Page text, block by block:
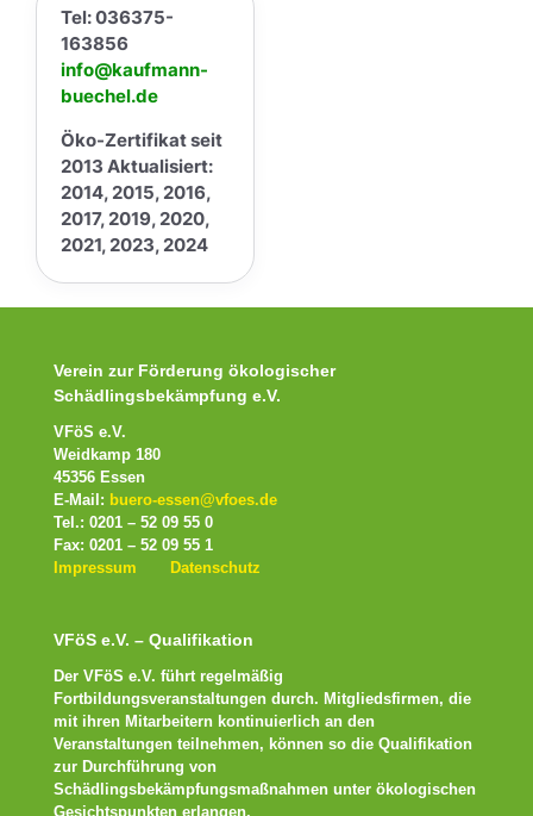
Tel: 036375-
163856
info@kaufmann-
buechel.de
Öko-Zertifikat seit
2013 Aktualisiert:
2014, 2015, 2016,
2017, 2019, 2020,
2021, 2023, 2024
Verein zur Förderung ökologischer
Schädlingsbekämpfung e.V.
VFöS e.V.
Weidkamp 180
45356 Essen
E-Mail: buero-essen@vfoes.de
Tel.: 0201 – 52 09 55 0
Fax: 0201 – 52 09 55 1
Impressum
Datenschutz
VFöS e.V. – Qualifikation
Der VFöS e.V. führt regelmäßig
Fortbildungsveranstaltungen durch. Mitgliedsfirmen, die
mit ihren Mitarbeitern kontinuierlich an den
Veranstaltungen teilnehmen, können so die Qualifikation
zur Durchführung von
Schädlingsbekämpfungsmaßnahmen unter ökologischen
Gesichtspunkten erlangen.